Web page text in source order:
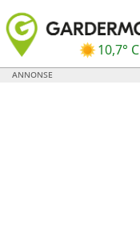
10,7° C